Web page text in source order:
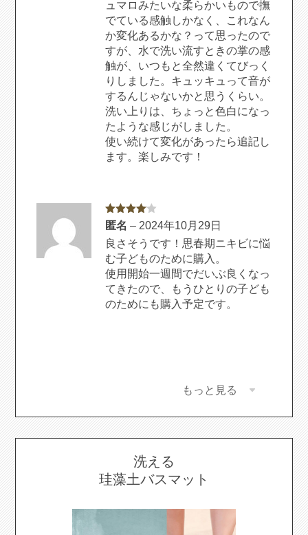
ュマロみたいな柔らかいもので撫
でている感触しかなく、これなん
か変化あるかな？って思ったので
すが、水で洗い流すときの掌の感
触が、いつもと全然違くてびっく
りしました。キュッキュって音が
するんじゃないかと思うくらい。
洗い上りは、ちょっと色白になっ
たような感じがしました。
使い続けて変化があったら追記し
ます。楽しみです！
5段階中 4
の評価
匿名– 2024年10月29日
良さそうです！思春期ニキビに悩
む子どものために購入。
使用開始一週間でだいぶ良くなっ
てきたので、もうひとりの子ども
のためにも購入予定です。
もっと見る
洗える
珪藻土バスマット